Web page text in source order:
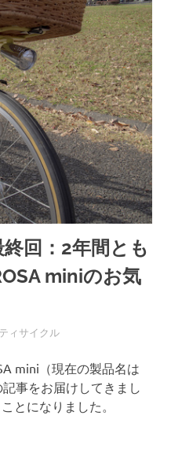
回：2年間とも
miniのお気
ィサイクル
mini（現在の製品名は
事をお届けしてきまし
とになりました。